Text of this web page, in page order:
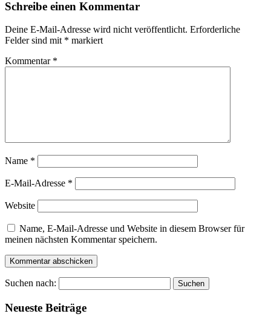
Schreibe einen Kommentar
Deine E-Mail-Adresse wird nicht veröffentlicht. Erforderliche
Felder sind mit * markiert
Kommentar *
Name *
E-Mail-Adresse *
Website
Name, E-Mail-Adresse und Website in diesem Browser für
meinen nächsten Kommentar speichern.
Suchen nach:
Neueste Beiträge